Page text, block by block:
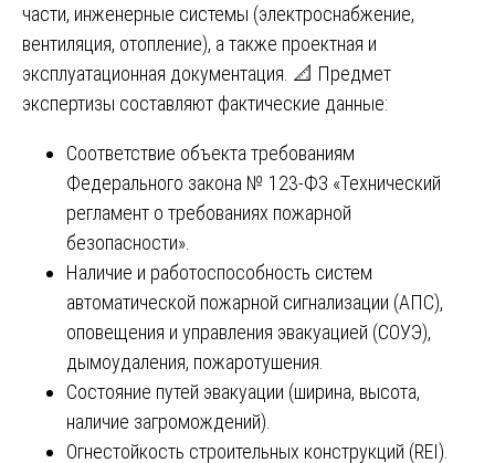
части, инженерные системы (электроснабжение,
вентиляция, отопление), а также проектная и
эксплуатационная документация. 📐 Предмет
экспертизы составляют фактические данные:
Соответствие объекта требованиям
Федерального закона № 123-ФЗ «Технический
регламент о требованиях пожарной
безопасности».
Наличие и работоспособность систем
автоматической пожарной сигнализации (АПС),
оповещения и управления эвакуацией (СОУЭ),
дымоудаления, пожаротушения.
Состояние путей эвакуации (ширина, высота,
наличие загромождений).
Огнестойкость строительных конструкций (REI).